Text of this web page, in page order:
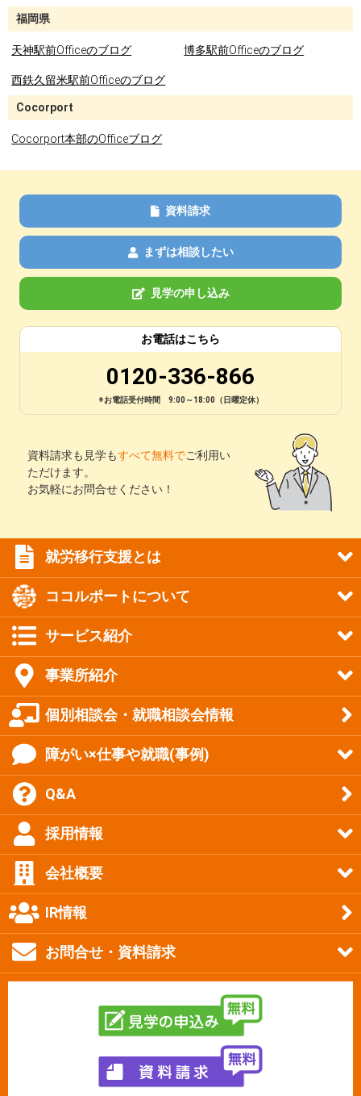
福岡県
天神駅前Officeのブログ 博多駅前Officeのブログ
西鉄久留米駅前Officeのブログ
Cocorport
Cocorport本部のOfficeブログ
資料請求
まずは相談したい
見学の申し込み
お電話はこちら
0120-336-866
※お電話受付時間 9:00～18:00（日曜定休）
資料請求も見学もすべて無料でご利用い
ただけます。
お気軽にお問合せください！
就労移行支援とは
ココルポートについて
サービス紹介
事業所紹介
個別相談会・就職相談会情報
障がい×仕事や就職(事例)
Q&A
採用情報
会社概要
IR情報
お問合せ・資料請求